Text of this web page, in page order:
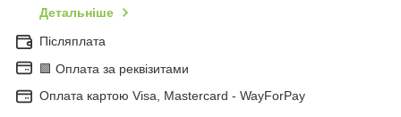
Детальніше
Післяплата
🟩 Оплата за реквізитами
Оплата картою Visa, Mastercard - WayForPay